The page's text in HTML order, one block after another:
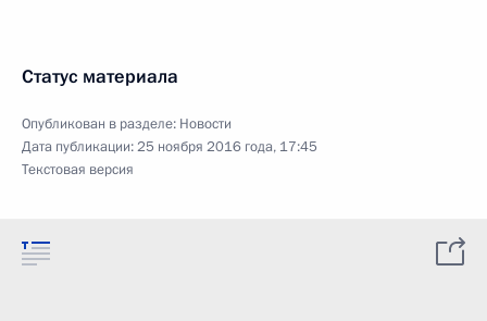
Статус материала
Опубликован в разделе: Новости
Дата публикации:25 ноября 2016 года, 17:45
Текстовая версия